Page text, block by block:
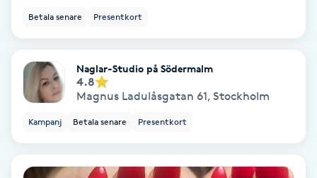
Meditation
Medium
Megavolymfransar
Betala senare Presentkort
Naglar-Studio på Södermalm
4.8
Magnus Ladulåsgatan 61, Stockholm
Kampanj Betala senare Presentkort